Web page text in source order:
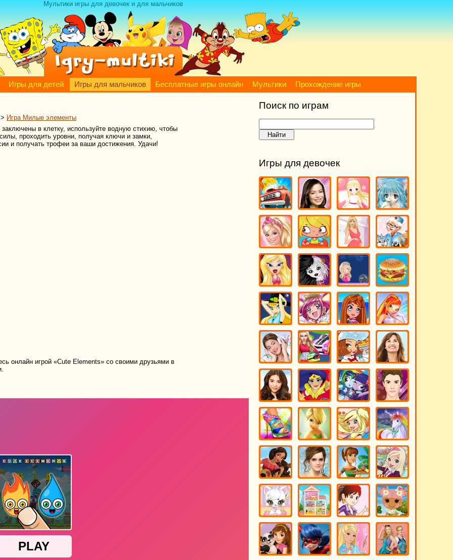
Мультики игры для девочек и для мальчиков
Игры для детей Игры для мальчиков Бесплатные игры онлайн Мультики Прохождение игры
> Игра Милые элементы
в клетку, используйте водную стихию, чтобы
проходить уровни, получая ключи и замки,
и получать трофеи за ваши достижения. Удачи!
онлайн игрой «Cute Elements» со своими друзьями в
Поиск по играм
Игры для девочек